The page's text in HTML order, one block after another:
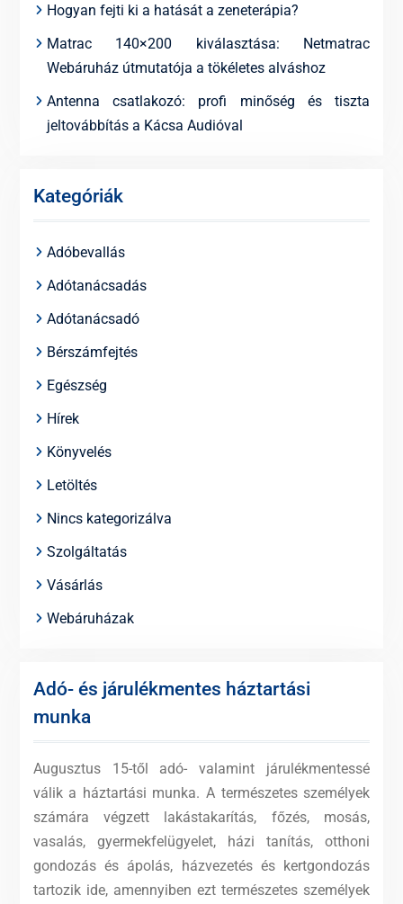
Hogyan fejti ki a hatását a zeneterápia?
Matrac 140×200 kiválasztása: Netmatrac
Webáruház útmutatója a tökéletes alváshoz
Antenna csatlakozó: profi minőség és tiszta
jeltovábbítás a Kácsa Audióval
Kategóriák
Adóbevallás
Adótanácsadás
Adótanácsadó
Bérszámfejtés
Egészség
Hírek
Könyvelés
Letöltés
Nincs kategorizálva
Szolgáltatás
Vásárlás
Webáruházak
Adó- és járulékmentes háztartási
munka
Augusztus 15-től adó- valamint járulékmentessé
válik a háztartási munka. A természetes személyek
számára végzett lakástakarítás, főzés, mosás,
vasalás, gyermekfelügyelet, házi tanítás, otthoni
gondozás és ápolás, házvezetés és kertgondozás
tartozik ide, amennyiben ezt természetes személyek